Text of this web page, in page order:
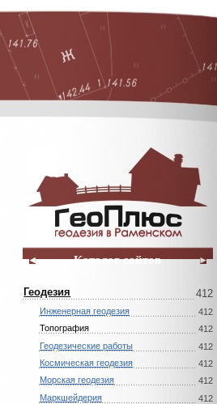
Каталог сайтов
Геодезия 412
Инженерная геодезия
412
Топография
412
Геодезические работы
412
Космическая геодезия
412
Морская геодезия
412
Маркшейдерия
412